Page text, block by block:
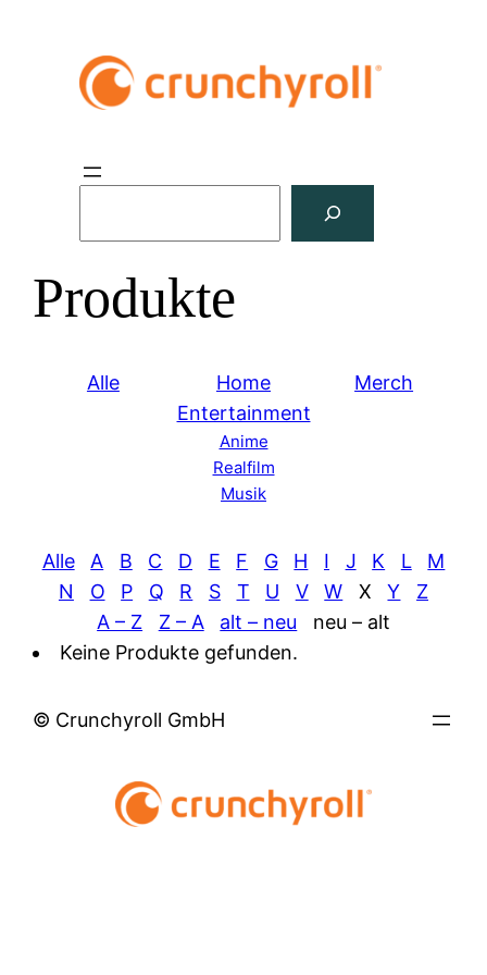
h
e
Produkte
Alle
Home
Entertainment
Anime
Realfilm
Musik
Merch
Alle A B C D E F G H I J K L
M
N
O P Q R S T U V W X Y
Z
A – Z
Z – A alt – neu
neu – alt
Keine Produkte gefunden.
© Crunchyroll GmbH